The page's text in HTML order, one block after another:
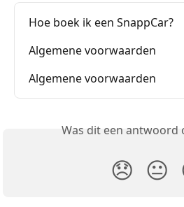
Hoe boek ik een SnappCar?
Algemene voorwaarden
Algemene voorwaarden
Was dit een antwoord
😞 😐